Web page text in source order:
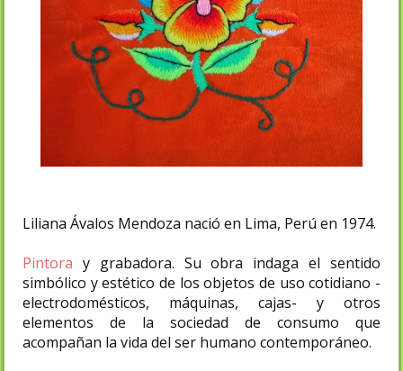
Liliana Ávalos Mendoza nació en Lima, Perú en 1974.
Pintora y grabadora. Su obra indaga el sentido
simbólico y estético de los objetos de uso cotidiano -
electrodomésticos, máquinas, cajas- y otros
elementos de la sociedad de consumo que
acompañan la vida del ser humano contemporáneo.